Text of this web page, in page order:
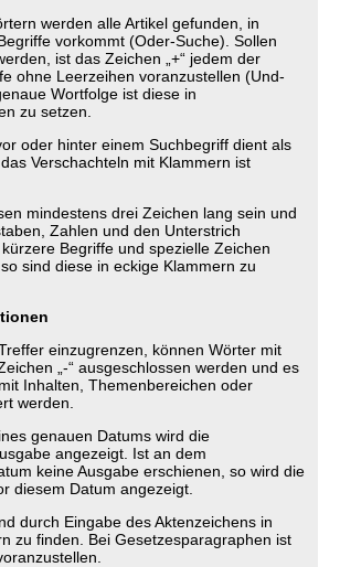
werden alle Artikel gefunden, in
vorkommt (Oder-Suche). Sollen
ist das Zeichen „+“ jedem der
ohne Leerzeihen voranzustellen (Und-
Wortfolge ist diese in
zu setzen.
oder hinter einem Suchbegriff dient als
Verschachteln mit Klammern ist
mindestens drei Zeichen lang sein und
Zahlen und den Unterstrich
Begriffe und spezielle Zeichen
sind diese in eckige Klammern zu
einzugrenzen, können Wörter mit
„-“ ausgeschlossen werden und es
Inhalten, Themenbereichen oder
werden.
genauen Datums wird die
angezeigt. Ist an dem
keine Ausgabe erschienen, so wird die
diesem Datum angezeigt.
durch Eingabe des Aktenzeichens in
zu finden. Bei Gesetzesparagraphen ist